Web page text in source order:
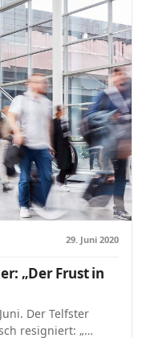
29. Juni 2020
„Der Frust in
Der Telfster
resigniert: „…